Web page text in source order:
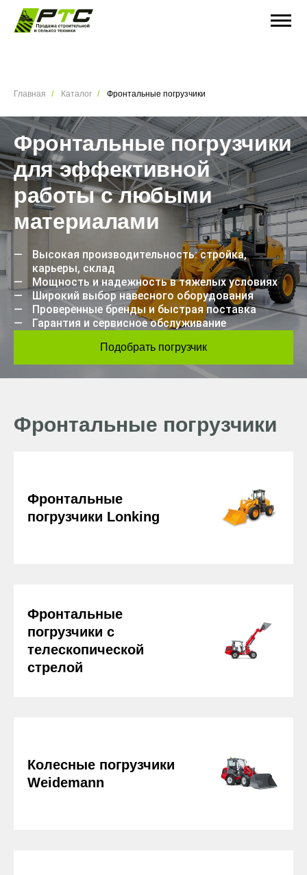
Главная Каталог Фронтальные погрузчики
Фронтальные погрузчики
для эффективной
работы с любыми
материалами
Высокая производительность: стройка,
карьеры, склад
Мощность и надежность в тяжелых условиях
Широкий выбор навесного оборудования
Проверенные бренды и быстрая поставка
Гарантия и сервисное обслуживание
Подобрать погрузчик
Фронтальные погрузчики
Фронтальные
погрузчики Lonking
Фронтальные
погрузчики с
телескопической
стрелой
Колесные погрузчики
Weidemann